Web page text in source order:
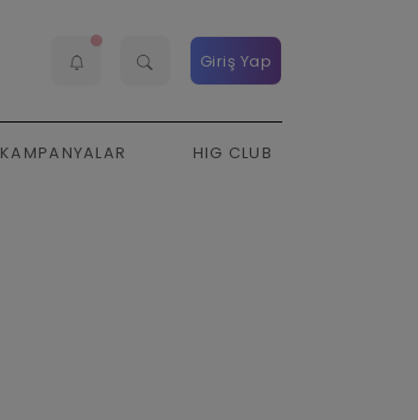
Giriş Yap
KAMPANYALAR HIG CLUB